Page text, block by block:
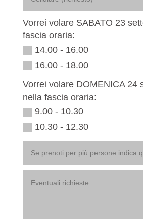
Vorrei volare SABATO 23
fascia oraria:
14.00 - 16.00
16.00 - 18.00
Vorrei volare DOMENICA 24
nella fascia oraria:
9.00 - 10.30
10.30 - 12.30